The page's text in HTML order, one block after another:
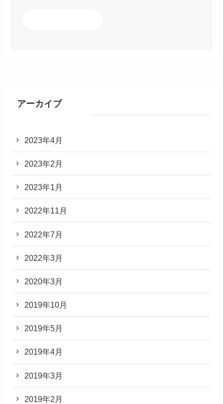
アーカイブ
2023年4月
2023年2月
2023年1月
2022年11月
2022年7月
2022年3月
2020年3月
2019年10月
2019年5月
2019年4月
2019年3月
2019年2月